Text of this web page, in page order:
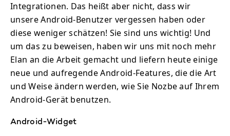
Integrationen. Das heißt aber nicht, dass wir
unsere Android-Benutzer vergessen haben oder
diese weniger schätzen! Sie sind uns wichtig! Und
um das zu beweisen, haben wir uns mit noch mehr
Elan an die Arbeit gemacht und liefern heute einige
neue und aufregende Android-Features, die die Art
und Weise ändern werden, wie Sie Nozbe auf Ihrem
Android-Gerät benutzen.
Android-Widget